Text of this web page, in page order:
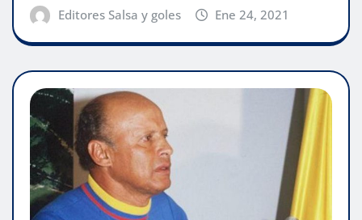
Editores Salsa y goles Ene 24, 2021